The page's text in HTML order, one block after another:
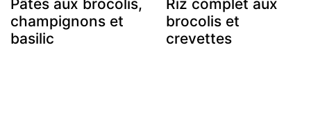
Pâtes aux brocolis,
champignons et
basilic
Riz complet aux
brocolis et
crevettes